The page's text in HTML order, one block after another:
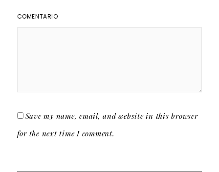
COMENTARIO
Save my name, email, and website in this browser
for the next time I comment.